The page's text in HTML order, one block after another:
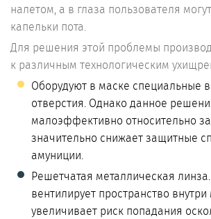
налетом, а в глаза пользователя
капельки пота.
Для решения этой проблемы
к различным технологическим
Оборудуют в маске специальные
отверстия. Однако данное
малоэффективно относительно
значительно снижает защитные
амуниции.
Решетчатая металлическая
вентилирует пространство внутри
увеличивает риск попадания